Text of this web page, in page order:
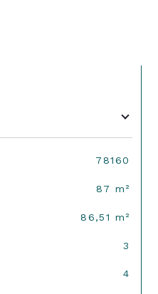
78160
87 m²
86,51 m²
3
4